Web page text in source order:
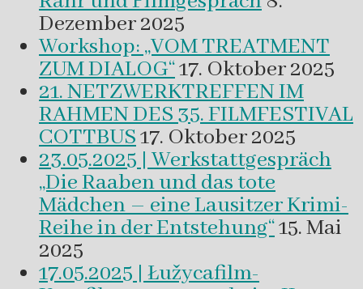
Dezember 2025
Workshop: „VOM TREATMENT
ZUM DIALOG“17. Oktober 2025
21. NETZWERKTREFFEN IM
RAHMEN DES 35. FILMFESTIVAL
COTTBUS17. Oktober 2025
23.05.2025 | Werkstattgespräch
„Die Raaben und das tote
Mädchen – eine Lausitzer Krimi-
Reihe in der Entstehung“15. Mai
2025
17.05.2025 | Łužycafilm-